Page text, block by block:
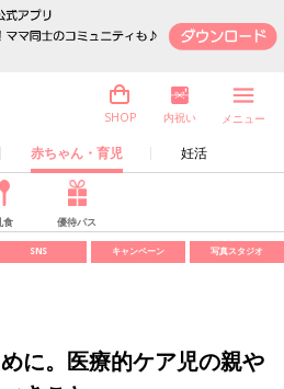
赤ちゃん・育児 妊活
SHOP 内祝い メニュー
食 優待パス
SNS キャンペーン 写真スタジオ
に。医療的ケア児の親や